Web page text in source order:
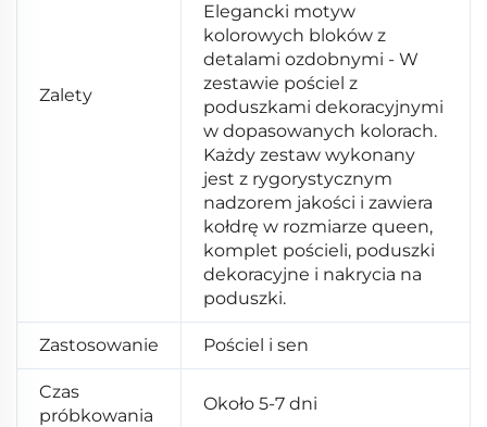
Zalety
Elegancki motyw
kolorowych bloków z
detalami ozdobnymi - W
zestawie pościel z
poduszkami dekoracyjnymi
w dopasowanych kolorach.
Każdy zestaw wykonany
jest z rygorystycznym
nadzorem jakości i zawiera
kołdrę w rozmiarze queen,
komplet pościeli, poduszki
dekoracyjne i nakrycia na
poduszki.
Zastosowanie Pościel i sen
Czas
próbkowania
Około 5-7 dni